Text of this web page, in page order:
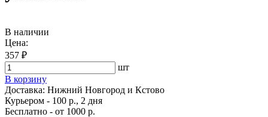
В наличии
Цена:
357 ₽
шт
В корзину
Доставка: Нижний Новгород и Кстово
Курьером - 100 р., 2 дня
Бесплатно - от 1000 р.